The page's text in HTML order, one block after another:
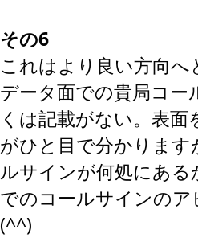
その6
これはより良い方向
データ面での貴局コ
くは記載がない。表
がひと目で分かりま
ルサインが何処にあ
でのコールサインの
(^^)